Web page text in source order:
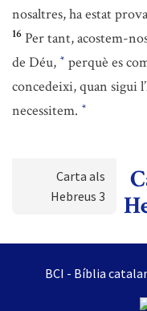
nosaltres, ha estat
16 Per tant, acostem-
de Déu, * perquè es
concedeixi, quan sigui
necessitem. *
Carta als
Hebreus 3
BCI - Bíblia